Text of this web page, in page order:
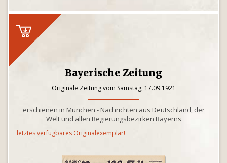
Bayerische Zeitung
Originale Zeitung vom Samstag, 17.09.1921
erschienen in München - Nachrichten aus Deutschland, der
Welt und allen Regierungsbezirken Bayerns
letztes verfügbares Originalexemplar!